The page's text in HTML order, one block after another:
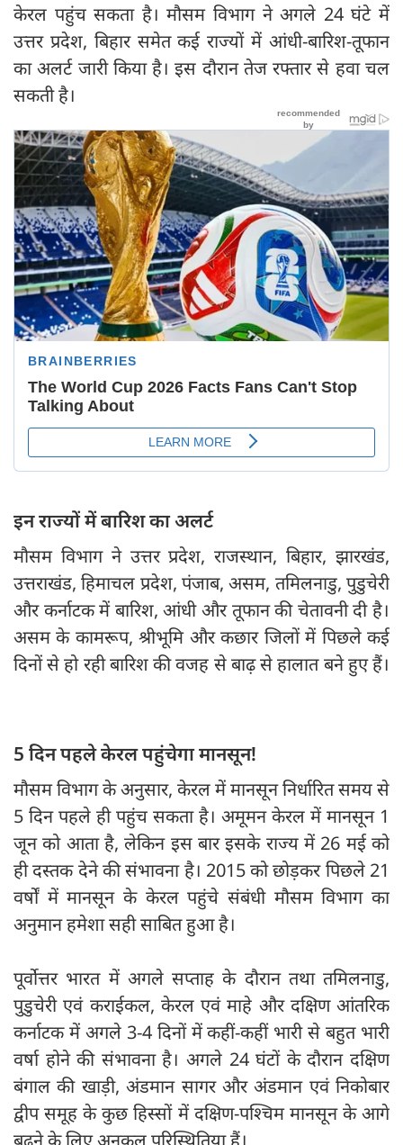
केरल पहुंच सकता है। मौसम विभाग ने अगले 24 घंटे में
उत्तर प्रदेश, बिहार समेत कई राज्यों में आंधी-बारिश-तूफान
का अलर्ट जारी किया है। इस दौरान तेज रफ्तार से हवा चल
सकती है।
इन राज्यों में बारिश का अलर्ट
मौसम विभाग ने उत्तर प्रदेश, राजस्थान, बिहार, झारखंड,
उत्तराखंड, हिमाचल प्रदेश, पंजाब, असम, तमिलनाडु, पुडुचेरी
और कर्नाटक में बारिश, आंधी और तूफान की चेतावनी दी है।
असम के कामरूप, श्रीभूमि और कछार जिलों में पिछले कई
दिनों से हो रही बारिश की वजह से बाढ़ से हालात बने हुए हैं।
5 दिन पहले केरल पहुंचेगा मानसून!
मौसम विभाग के अनुसार, केरल में मानसून निर्धारित समय से
5 दिन पहले ही पहुंच सकता है। अमूमन केरल में मानसून 1
जून को आता है, लेकिन इस बार इसके राज्य में 26 मई को
ही दस्तक देने की संभावना है। 2015 को छोड़कर पिछले 21
वर्षों में मानसून के केरल पहुंचे संबंधी मौसम विभाग का
अनुमान हमेशा सही साबित हुआ है।
पूर्वोत्तर भारत में अगले सप्ताह के दौरान तथा तमिलनाडु,
पुडुचेरी एवं कराईकल, केरल एवं माहे और दक्षिण आंतरिक
कर्नाटक में अगले 3-4 दिनों में कहीं-कहीं भारी से बहुत भारी
वर्षा होने की संभावना है। अगले 24 घंटों के दौरान दक्षिण
बंगाल की खाड़ी, अंडमान सागर और अंडमान एवं निकोबार
द्वीप समूह के कुछ हिस्सों में दक्षिण-पश्चिम मानसून के आगे